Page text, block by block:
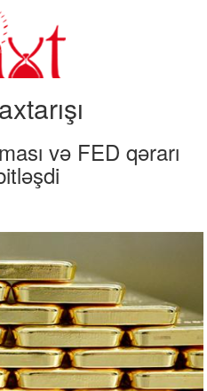
və FED qərarı